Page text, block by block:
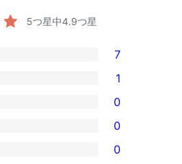
5つ星中4.9つ星
7
1
0
0
0